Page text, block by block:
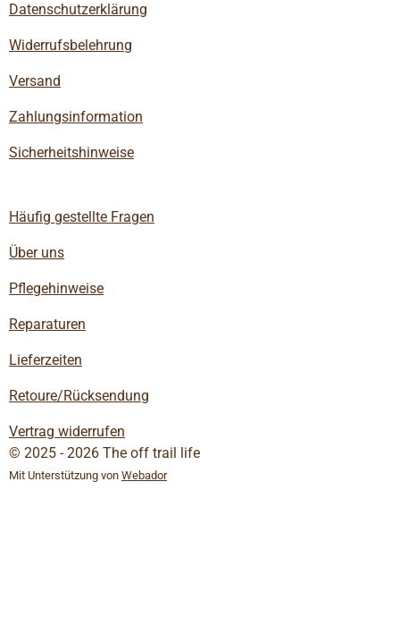
Datenschutzerklärung
Widerrufsbelehrung
Versand
Zahlungsinformation
Sicherheitshinweise
Häufig gestellte Fragen
Über uns
Pflegehinweise
Reparaturen
Lieferzeiten
Retoure/Rücksendung
Vertrag widerrufen
© 2025 - 2026 The off trail life
Mit Unterstützung von Webador